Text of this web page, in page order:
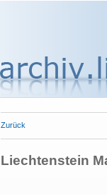
Zurück
Liechtenstein